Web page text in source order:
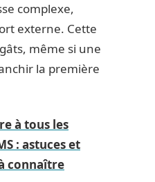
complexe,
externe. Cette
même si une
la première
à tous les
: astuces et
connaître